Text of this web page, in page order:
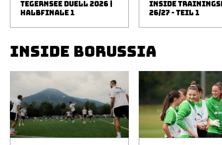
TEGERNSEE DUELL 2026 |
HALBFINALE 1
INSIDE
26/27 - TEIL 1
INSIDE BORUSSIA